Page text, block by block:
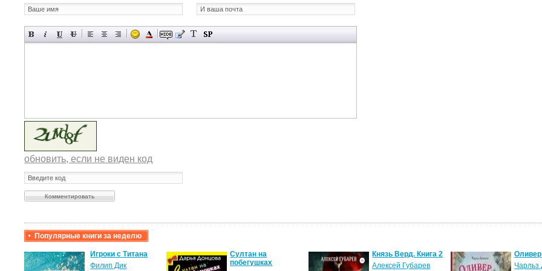
обновить, если не виден код
Популярные книги за неделю
Игроки с Титана
Филип Дик
Султан на
побегушках
Князь Верд. Книга 2
Алексей Губарев
Оливер
Чарльз